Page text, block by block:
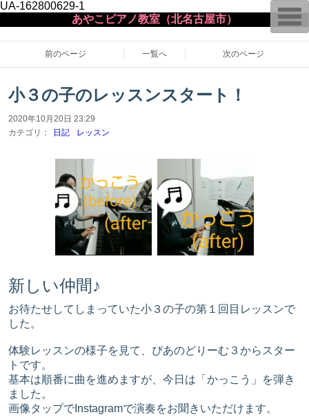
UA-162800629-1
あやこピアノ教室（北名古屋市）
前のページ 一覧へ 次のページ
小３の子のレッスンスタート！
2020年10月20日 23:29
カテゴリ：
日記 レッスン
新しい仲間♪
お待たせしてしまっていた小３の子の第１回目レッスンで
した。
体験レッスンの様子を見て、ぴあのどりーむ３からスター
トです。
基本は順番に曲を進めますが、今日は「かっこう」を弾き
ました。
画像タップでInstagramで演奏をお聞きいただけます。
T
o
g
g